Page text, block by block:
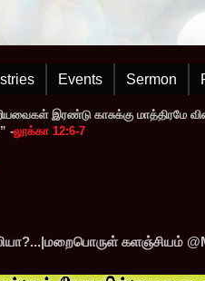
Events Sermon
இரண்டு காசுக்கு
-லூக்கா 12:6-7
களஞ்சியம்